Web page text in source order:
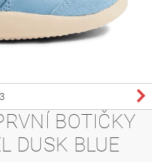
BOTIČKY
DUSK BLUE